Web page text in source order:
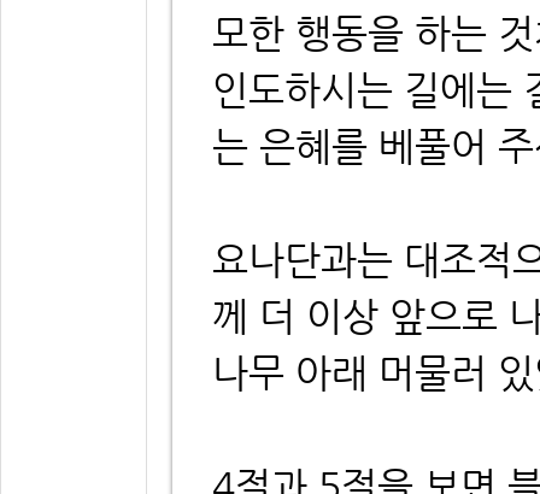
모한 행동을 하는
인도하시는 길에는
는 은혜를 베풀어
요나단과는 대조적
께 더 이상 앞으로
나무 아래 머물러